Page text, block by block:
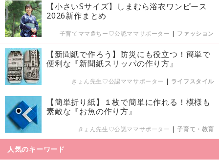
【小さいSサイズ】しまむら浴衣ワンピース
2026新作まとめ
子育てママ@ちー♡公認ママサポーター | ファッション
【新聞紙で作ろう】防災にも役立つ！簡単で
便利な『新聞紙スリッパの作り方』
きょん先生♡公認ママサポーター | ライフスタイル
【簡単折り紙】１枚で簡単に作れる！模様も
素敵な『お魚の作り方』
きょん先生♡公認ママサポーター |子育て・教育
人気のキーワード